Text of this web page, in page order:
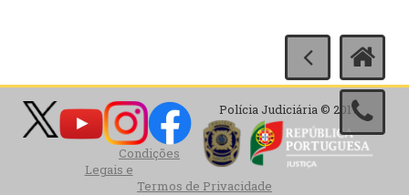
Polícia Judiciária © 2017
Condições
Legais e
Termos de Privacidade